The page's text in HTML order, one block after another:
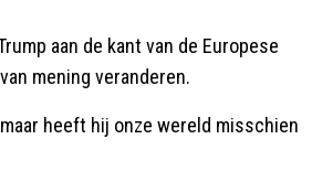
aan de kant van de Europese
mening veranderen.
heeft hij onze wereld misschien